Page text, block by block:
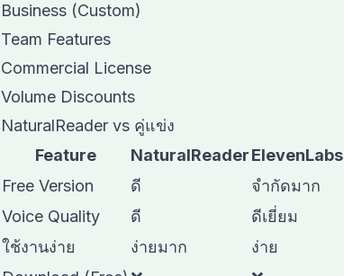
Business (Custom)
Team Features
Commercial License
Volume Discounts
NaturalReader vs คู่แข่ง
Feature
NaturalReaderElevenLabs
Free Version
ดี จำกัดมาก
Voice Quality
ดี ดีเยี่ยม
ใช้งานง่าย
ง่ายมาก ง่าย